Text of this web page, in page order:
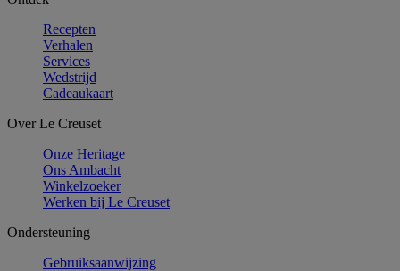
Recepten
Verhalen
Services
Wedstrijd
Cadeaukaart
Over Le Creuset
Onze Heritage
Ons Ambacht
Winkelzoeker
Werken bij Le Creuset
Ondersteuning
Gebruiksaanwijzing